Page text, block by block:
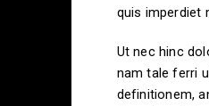
quis imperdiet
Ut nec hinc
nam tale ferri
definitionem,